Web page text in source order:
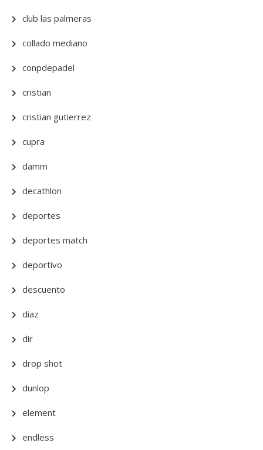
club las palmeras
collado mediano
conpdepadel
cristian
cristian gutierrez
cupra
damm
decathlon
deportes
deportes match
deportivo
descuento
diaz
dir
drop shot
dunlop
element
endless